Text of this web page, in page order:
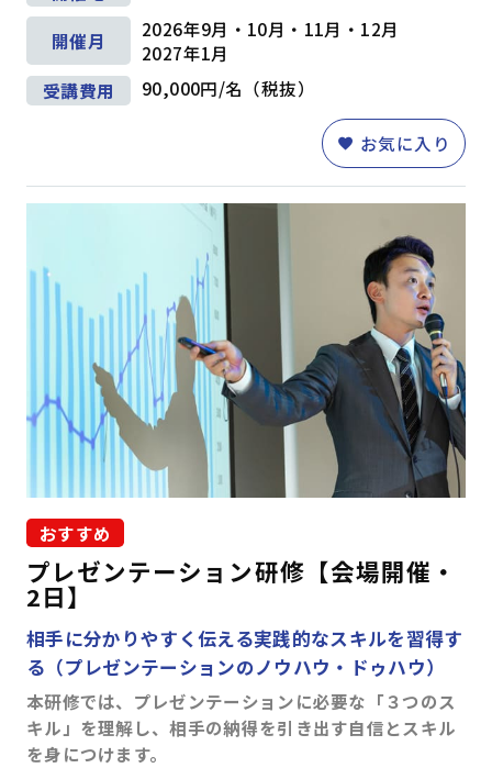
開催月
2026年9月・10月・11月・12月
2027年1月
受講費用
90,000円/名（税抜）
お気に入り
おすすめ
プレゼンテーション研修【会場開催・
2日】
相手に分かりやすく伝える実践的なスキルを習得す
る（プレゼンテーションのノウハウ・ドゥハウ）
本研修では、プレゼンテーションに必要な「３つのス
キル」を理解し、相手の納得を引き出す自信とスキル
を身につけます。